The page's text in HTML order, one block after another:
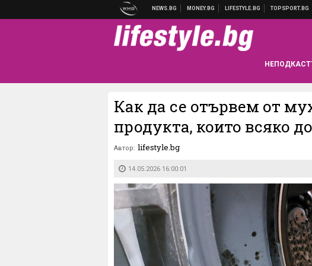
Как да се отървем от
продукта, които всяко
Автор: lifestyle.bg
14.05.2026 16:00:01